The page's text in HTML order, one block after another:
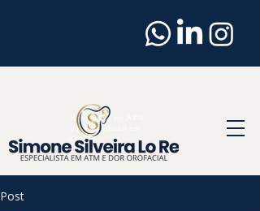
Dentista
Especialista em ATM
e Dor Orofacial em
Osasco
Post